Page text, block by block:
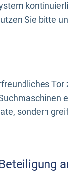
Sie bitte
sondern